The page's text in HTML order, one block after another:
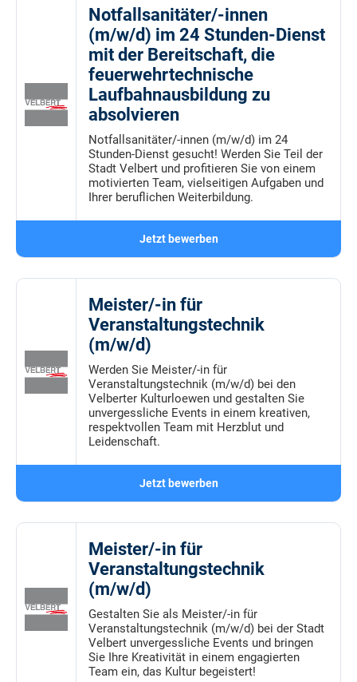
Notfallsanitäter/-innen
(m/w/d) im 24 Stunden-Dienst
mit der Bereitschaft, die
feuerwehrtechnische
Laufbahnausbildung zu
absolvieren
Notfallsanitäter/-innen (m/w/d) im 24
Stunden-Dienst gesucht! Werden Sie Teil der
Stadt Velbert und profitieren Sie von einem
motivierten Team, vielseitigen Aufgaben und
Ihrer beruflichen Weiterbildung.
Jetzt bewerben
Meister/-in für
Veranstaltungstechnik
(m/w/d)
Werden Sie Meister/-in für
Veranstaltungstechnik (m/w/d) bei den
Velberter Kulturloewen und gestalten Sie
unvergessliche Events in einem kreativen,
respektvollen Team mit Herzblut und
Leidenschaft.
Jetzt bewerben
Meister/-in für
Veranstaltungstechnik
(m/w/d)
Gestalten Sie als Meister/-in für
Veranstaltungstechnik (m/w/d) bei der Stadt
Velbert unvergessliche Events und bringen
Sie Ihre Kreativität in einem engagierten
Team ein, das Kultur begeistert!